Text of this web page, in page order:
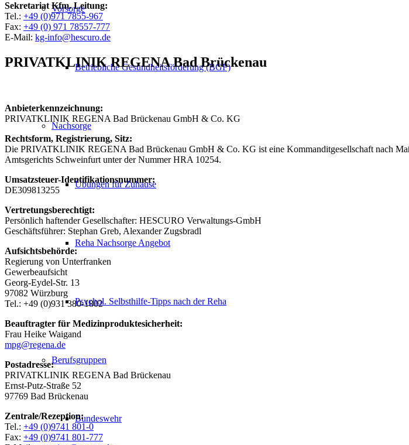
Vorsorge
Betriebliche Gesundheitsförderung (BGF)
Nachsorge
Übungen für Zuhause
Reha Nachsorge Angebot
Psychol. Selbsthilfe-Tipps nach der Reha
Berufsgruppen
Bundeswehr
Sekretariat Kfm. Leitung:
Tel.: +49 (0)971 7855-967
Fax: +49 (0) 971 78557-777
E-Mail: kg-info@hescuro.de
PRIVATKLINIK REGENA Bad Brückenau
Anbieterkennzeichnung:
PRIVATKLINIK REGENA Bad Brückenau GmbH & Co. KG
Rechtsform, Registrierung, Sitz:
Die PRIVATKLINIK REGENA Bad Brückenau GmbH & Co. KG ist eine Kommanditgesellschaft nach
Amtsgerichts Schweinfurt unter der Nummer HRA 10254.
Umsatzsteuer-Identifikationsnummer:
DE309813255
Vertretungsberechtigt:
Persönlich haftender Gesellschafter: HESCURO Verwaltungs-GmbH
Geschäftsführer: Stephan Greb, Alexander Zugsbradl
Aufsichtsbehörde:
Regierung von Unterfranken
Gewerbeaufsicht
Georg-Eydel-Str. 13
97082 Würzburg
Tel.: +49 (0)931 380-1802
Beauftragter für Medizinproduktesicherheit:
Frau Heike Waigand
mpg@regena.de
Postadresse:
PRIVATKLINIK REGENA Bad Brückenau
Ernst-Putz-Straße 52
97769 Bad Brückenau
Zentrale/Rezeption:
Tel.: +49 (0)9741 801-0
Fax: +49 (0)9741 801-777